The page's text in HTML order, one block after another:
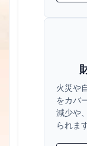
火災や
をカバ
減少や
られま